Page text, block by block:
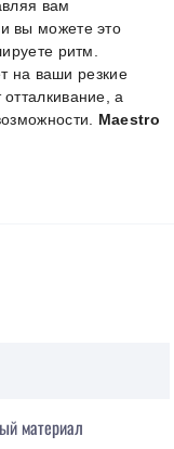
вам
вы можете это
ритм.
на ваши резкие
а
Maestro
материал